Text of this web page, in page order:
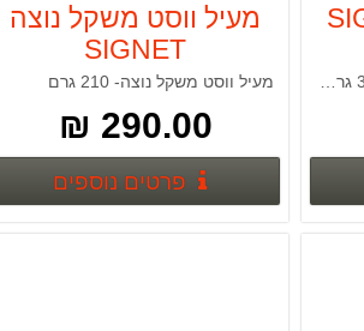
נוספים
מעיל ווסט משקל נוצה
SIGNET
מעיל ווסט משקל נוצה- 210 גרם
290.00 ₪
פרטים נוספים